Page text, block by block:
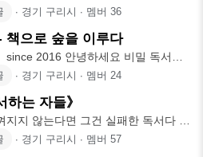
∙ 경기 구리시 ∙ 멤버 36
책으로 숲을 이루다
녕하세요 비밀 독서단
∙ 경기 구리시 ∙ 멤버 24
하는 자들》
지지 않는다면 그건 실패한 독서다 ▪︎
∙ 경기 구리시 ∙ 멤버 57